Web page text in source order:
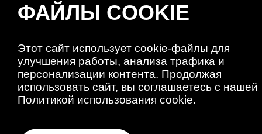
ФАЙЛЫ COOKIE
Этот сайт использует cookie-файлы для
улучшения работы, анализа трафика и
персонализации контента. Продолжая
использовать сайт, вы соглашаетесь с нашей
Политикой использования cookie.